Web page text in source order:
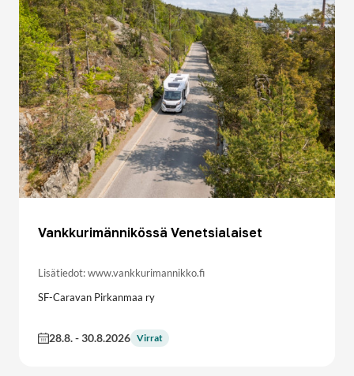
Vankkurimännikössä Venetsialaiset
Lisätiedot: www.vankkurimannikko.fi
SF-Caravan Pirkanmaa ry
28.8.-30.8.2026 Virrat